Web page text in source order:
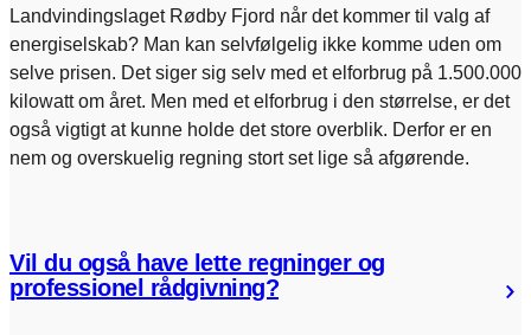
Landvindingslaget Rødby Fjord når det kommer til valg af
energiselskab? Man kan selvfølgelig ikke komme uden om
selve prisen. Det siger sig selv med et elforbrug på 1.500.000
kilowatt om året. Men med et elforbrug i den størrelse, er det
også vigtigt at kunne holde det store overblik. Derfor er en
nem og overskuelig regning stort set lige så afgørende.
Vil du også have lette regninger og
professionel rådgivning?